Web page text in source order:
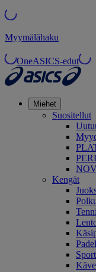
Myymälähaku
OneASICS-edut
Miehet
Suositellut
Kengät
Padel